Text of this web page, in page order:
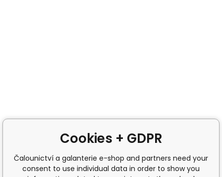
Cookies + GDPR
Čalounictví a galanterie e-shop and partners need your
consent to use individual data in order to show you